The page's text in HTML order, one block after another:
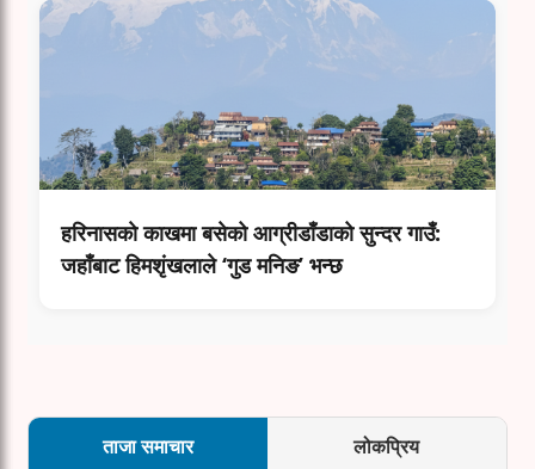
हरिनासकाे काखमा बसेको आग्रीडाँडाको सुन्दर गाउँ:
जहाँबाट हिमशृंखलाले ‘गुड मनिङ’ भन्छ
ताजा समाचार लोकप्रिय